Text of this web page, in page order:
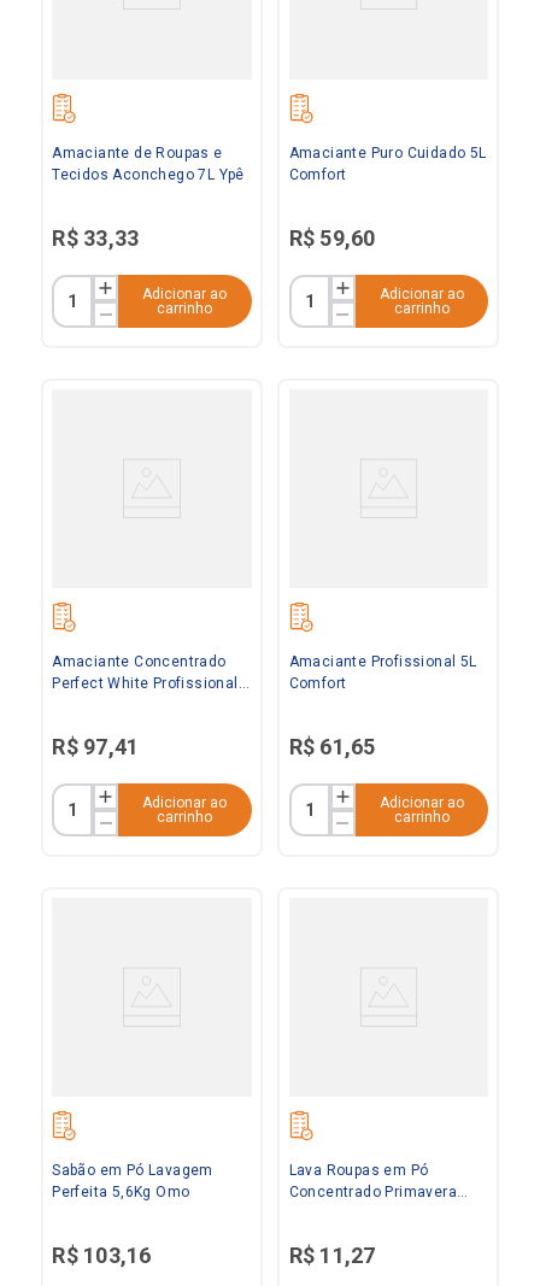
Amaciante de Roupas e
Tecidos Aconchego 7L Ypê
R$ 33,33
Adicionar ao
carrinho
Amaciante Puro Cuidado 5L
Comfort
R$ 59,60
Adicionar ao
carrinho
Amaciante Concentrado
Perfect White Profissional
R$ 97,41
Adicionar ao
carrinho
Amaciante Profissional 5L
Comfort
R$ 61,65
Adicionar ao
carrinho
Sabão em Pó Lavagem
Perfeita 5,6Kg Omo
R$ 103,16
Lava Roupas em Pó
Concentrado Primavera
R$ 11,27